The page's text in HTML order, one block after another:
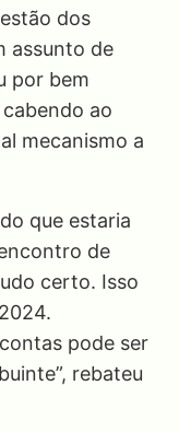
dos
assunto de
por bem
ao
mecanismo a
que estaria
de
certo. Isso
pode ser
rebateu